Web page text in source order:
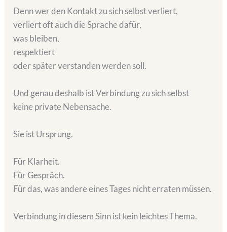
Denn wer den Kontakt zu sich selbst verliert,
verliert oft auch die Sprache dafür,
was bleiben,
respektiert
oder später verstanden werden soll.
Und genau deshalb ist Verbindung zu sich selbst
keine private Nebensache.
Sie ist Ursprung.
Für Klarheit.
Für Gespräch.
Für das, was andere eines Tages nicht erraten müssen.
Verbindung in diesem Sinn ist kein leichtes Thema.